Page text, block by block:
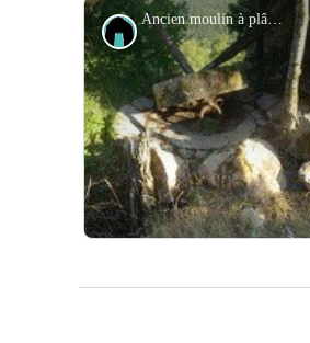
Voir l'image
trouvent refuge au château
fut détruit par le feu sur
Ancien moulin à plâtre d'Algues - Escapade St-Jeantaise
Petit patrimoine